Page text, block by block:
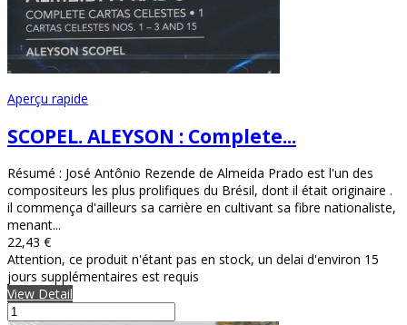
Aperçu rapide
SCOPEL. ALEYSON : Complete...
Résumé : José Antônio Rezende de Almeida Prado est l'un des
compositeurs les plus prolifiques du Brésil, dont il était originaire .
il commença d'ailleurs sa carrière en cultivant sa fibre nationaliste,
menant...
22,43 €
Attention, ce produit n'étant pas en stock, un delai d'environ 15
jours supplémentaires est requis
View Detail